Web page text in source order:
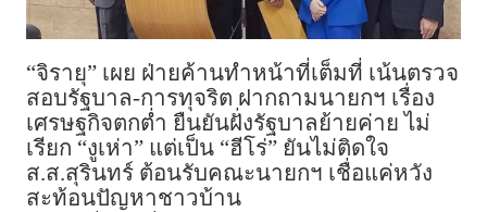
“จิรายุ” เผย ฝ่ายค้านทำหน้าที่เต็มที่ เน้นตรวจ
สอบรัฐบาล-การทุจริต ฝากถามนายกฯ เรื่อง
เศรษฐกิจตกต่ำ ยืนยันฝั่งรัฐบาลย้ายค่าย ไม่
เรียก “งูเห่า” แต่เป็น “ฮีโร่” ยันไม่ติดใจ
ส.ส.สุรินทร์ ต้อนรับคณะนายกฯ เชื่อแค่หวัง
สะท้อนปัญหาชาวบ้าน